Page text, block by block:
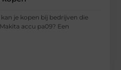
je kopen bij bedrijven die
accu pa09? Een